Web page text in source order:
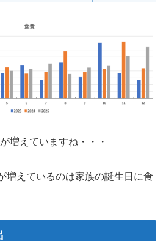
増えていますね・・・
増えているのは家族の誕生日に食